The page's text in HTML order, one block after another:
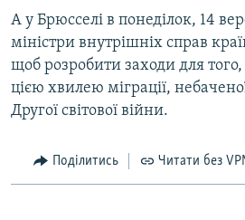
А у Брюсселі в понеділок, 14
міністри внутрішніх справ
щоб розробити заходи для
цією хвилею міграції,
Другої світової війни.
Поділитись Читати без